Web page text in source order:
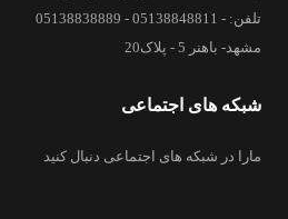
تلفن: - 05138848811 - 05138838889
مشهد- باهنر 5 - پلاک20
شبکه های اجتماعی
مارا در شبکه های اجتماعی دنبال کنید